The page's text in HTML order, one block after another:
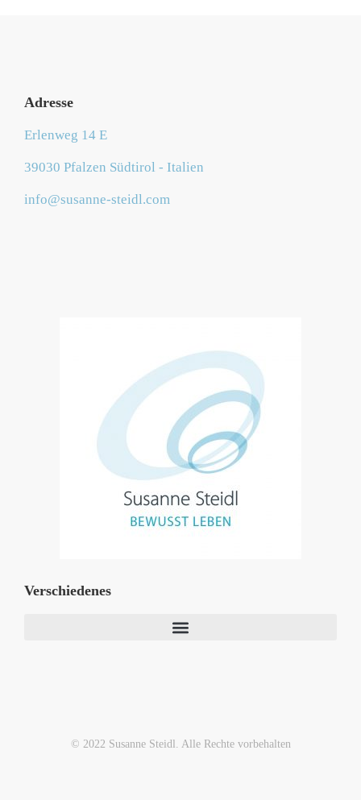
Adresse
Erlenweg 14 E
39030 Pfalzen Südtirol - Italien
info@susanne-steidl.com
Verschiedenes
© 2022 Susanne Steidl. Alle Rechte vorbehalten